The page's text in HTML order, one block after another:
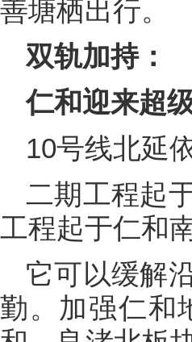
善塘栖出行。
双轨加持：
仁和迎来超
10号线北延
二期工程起
工程起于仁和
它可以缓解
勤。加强仁和